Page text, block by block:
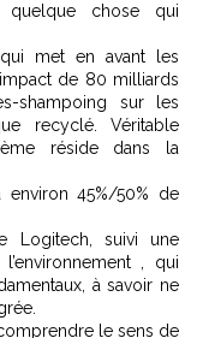
chose qui
met en avant les
de 80 milliards
shampoing sur les
recyclé. Véritable
réside dans la
45%/50% de
Logitech, suivi une
, qui
à savoir ne
le sens de